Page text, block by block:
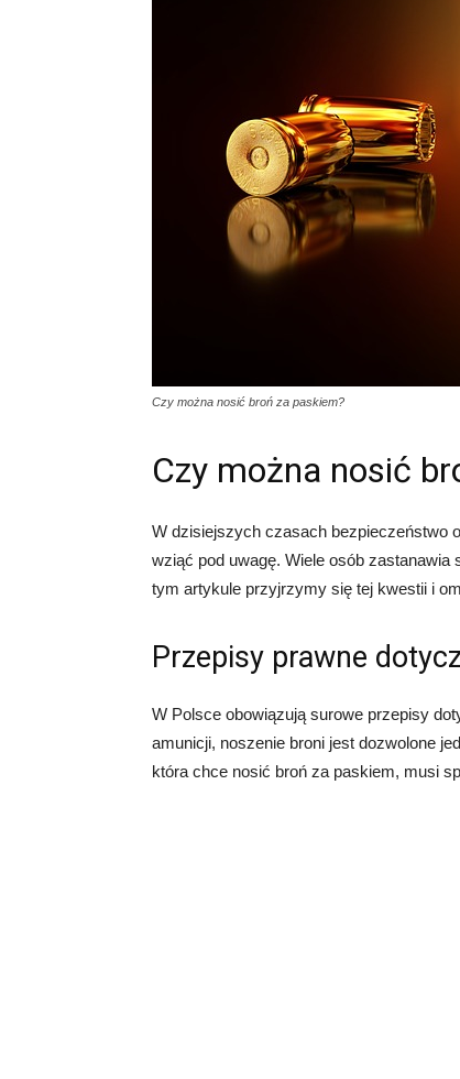
Czy można nosić broń za paskiem?
Czy można nosić
W dzisiejszych czasach bezpieczeństwo
wziąć pod uwagę. Wiele osób
tym artykule przyjrzymy się tej kwestii i
Przepisy prawne
W Polsce obowiązują surowe przepisy
amunicji, noszenie broni jest dozwolone
która chce nosić broń za paskiem, musi